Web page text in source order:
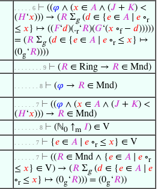
. . . . . 6 ⊢ ((𝜑 ∧ (𝑥 ∈ 𝐴 ∧ (𝐽 + 𝐾) <
(𝐻‘𝑥))) → (𝑅 Σg(𝑑 ∈ {𝑒 ∈ 𝐴 𝑒 ∘r
≤ 𝑥 } ↦ ((𝐹‘𝑑)(.r‘𝑅)(𝐺‘(𝑥 ∘f− 𝑑)))))
= (𝑅 Σg(𝑑 ∈ {𝑒 ∈ 𝐴 𝑒 ∘r≤ 𝑥 } ↦
(0g‘𝑅))))
. . . . . . . . 9 ⊢ (𝑅 ∈ Ring → 𝑅 ∈ Mnd)
. . . . . . . 8 ⊢ (𝜑 → 𝑅 ∈ Mnd)
. . . . . . 7 ⊢ ((𝜑 ∧ (𝑥 ∈ 𝐴 ∧ (𝐽 + 𝐾) <
(𝐻‘𝑥))) → 𝑅 ∈ Mnd)
. . . . . . . 8 ⊢ (ℕ0 ↑m 𝐼) ∈ V
. . . . . . 7 ⊢ {𝑒 ∈ 𝐴 𝑒 ∘r≤ 𝑥 } ∈ V
. . . . . . 7 ⊢ ((𝑅 ∈ Mnd ∧ {𝑒 ∈ 𝐴 𝑒 ∘r
≤ 𝑥 } ∈ V) → (𝑅 Σg(𝑑 ∈ {𝑒 ∈ 𝐴
𝑒
∘r≤ 𝑥 } ↦ (0g‘𝑅))) = (0g‘𝑅))